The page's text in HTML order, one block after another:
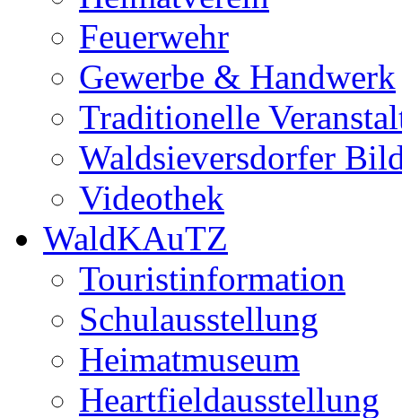
Feuerwehr
Gewerbe & Handwerk
Traditionelle
Waldsieversdorfer
Videothek
WaldKAuTZ
Touristinformation
Schulausstellung
Heimatmuseum
Heartfieldausstellung